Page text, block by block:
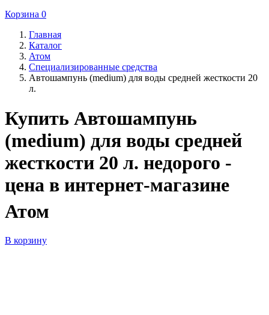
Корзина 0
Главная
Каталог
Атом
Специализированные средства
Автошампунь (medium) для воды средней жесткости 20
л.
Купить Автошампунь
(medium) для воды средней
жесткости 20 л. недорого -
цена в интернет-магазине
Атом
В корзину